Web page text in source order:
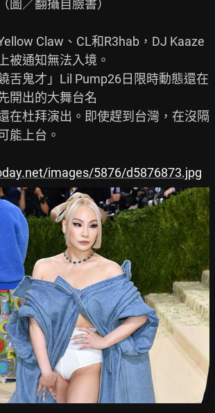
圖／翻攝自臉書）
Claw、CL和R3hab，DJ Kaaze
被通知無法入境。
舌鬼才」Lil Pump26日限時動態還在
開出的大舞台名
在杜拜演出。即使趕到台灣，在沒隔
能上台。
images/5876/d5876873.jpg